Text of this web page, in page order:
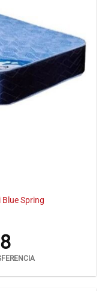
Spring